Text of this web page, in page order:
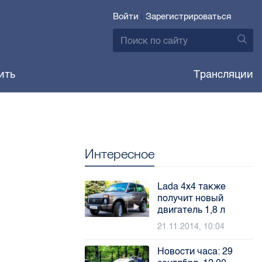
Войти | Зарегистрироваться
Трансляции
Интересное
Lada 4x4 также
получит новый
двигатель 1,8 л
21.11.2014, 10:04
Новости часа: 29